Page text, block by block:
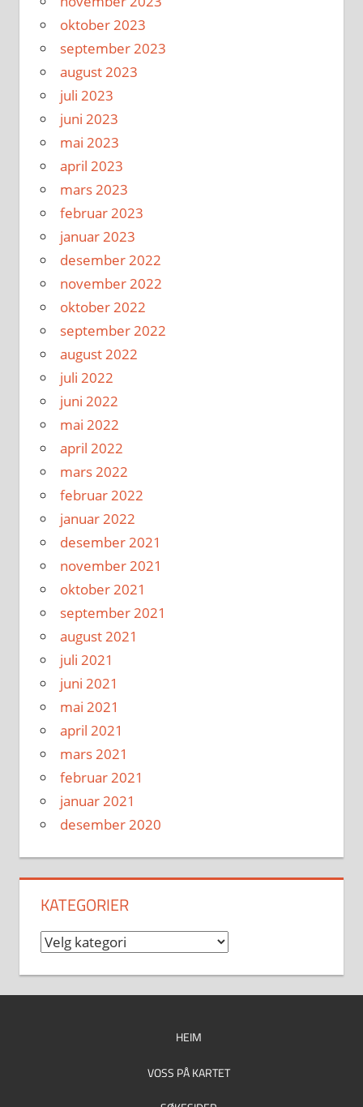
oktober 2023
september 2023
august 2023
juli 2023
juni 2023
mai 2023
april 2023
mars 2023
februar 2023
januar 2023
desember 2022
november 2022
oktober 2022
september 2022
august 2022
juli 2022
juni 2022
mai 2022
april 2022
mars 2022
februar 2022
januar 2022
desember 2021
november 2021
oktober 2021
september 2021
august 2021
juli 2021
juni 2021
mai 2021
april 2021
mars 2021
februar 2021
januar 2021
desember 2020
KATEGORIER
Kategorier
HEIM
VOSS PÅ KARTET